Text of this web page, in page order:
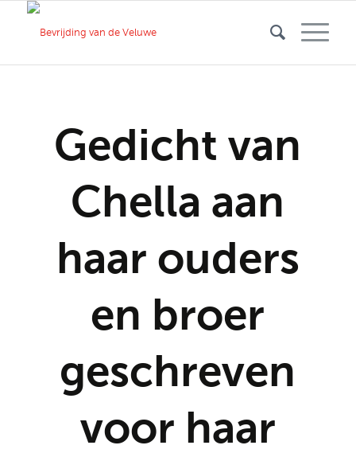
Gedicht van
Chella aan
haar ouders
en broer
geschreven
voor haar